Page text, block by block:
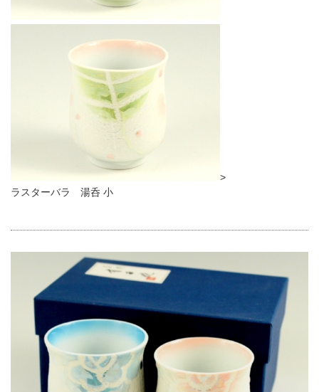
>
ラスターバラ 湯呑 小